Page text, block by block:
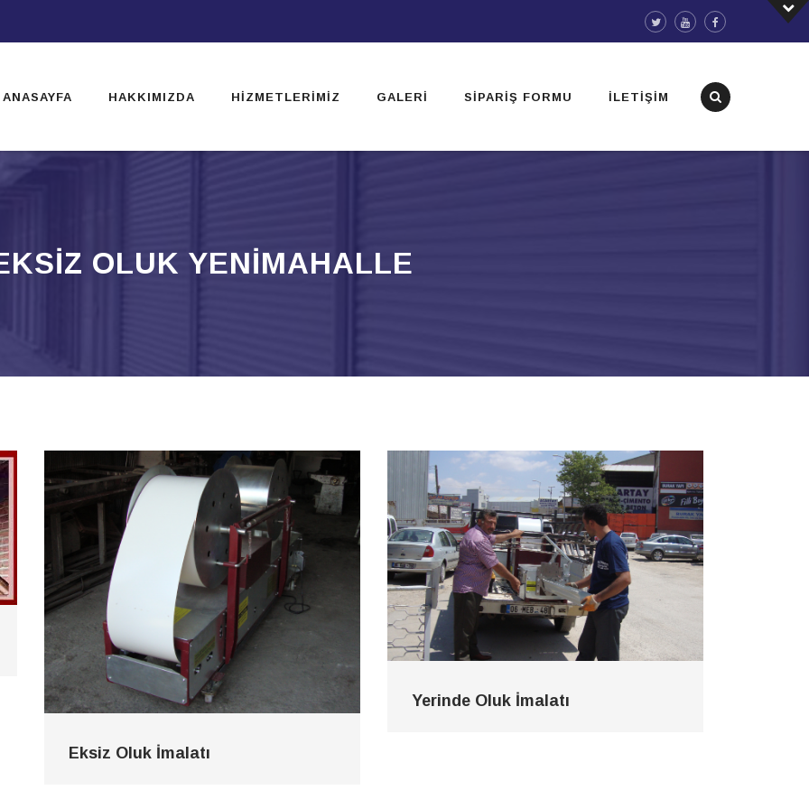
ANASAYFA HAKKIMIZDA HIZMETLERIMIZ GALERI SIPARIŞ FORMU İLETIŞIM
OLUK YENIMAHALLE
Eksiz Oluk İmalatı
Yerinde Oluk İmalatı